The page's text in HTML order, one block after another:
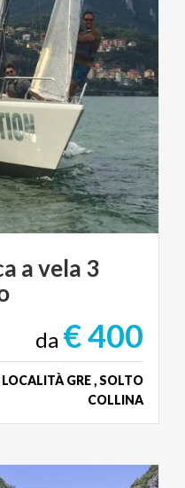
avela 3
da € 400
GRE , SOLTO
COLLINA